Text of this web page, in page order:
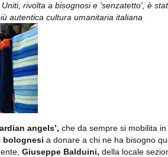
Uniti, rivolta a bisognosi e 'senzatetto', è
autentica cultura umanitaria italiana
angels’, che da sempre si mobilita
bolognesi a donare a chi ne ha bisogno
Giuseppe Balduini, della locale